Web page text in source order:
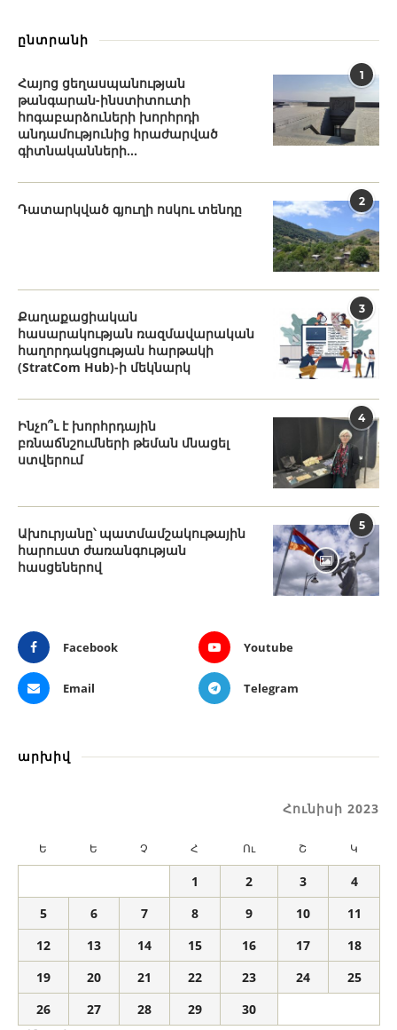
ընտրանի
1
Հայոց ցեղասպանության
թանգարան-ինստիտուտի
հոգաբարձուների խորհրդի
անդամությունից հրաժարված
գիտնականների...
2
Դատարկված գյուղի ոսկու տենդը
3
Քաղաքացիական
հասարակության ռազմավարական
հաղորդակցության հարթակի
(StratCom Hub)-ի մեկնարկ
4
Ինչո՞ւ է խորհրդային
բռնաճնշումների թեման մնացել
ստվերում
5
Ախուրյանը՝ պատմամշակութային
հարուստ ժառանգության
հասցեներով
Facebook Youtube
Email Telegram
արխիվ
Հունիսի 2023
Ե Ե Չ Հ Ու Շ Կ
1 2 3
4
5
6 7 8 9 10
11
12
13 14 15 16 17
18
19
20 21 22 23 24
25
26
27 28 29
30